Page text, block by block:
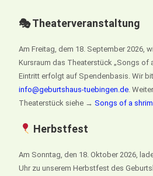
🎭 Theaterveranstaltung
Am Freitag, dem 18. September 2026,
Kursraum das Theaterstück „Songs of
Eintritt erfolgt auf Spendenbasis. Wir
info@geburtshaus-tuebingen.de.
Theaterstück siehe →Songs of a
Herbstfest
Am Sonntag, den 18. Oktober 2026,
Uhr zu unserem Herbstfest des